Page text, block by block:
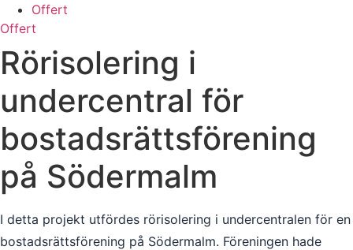
Offert
Offert
Rörisolering i
undercentral för
bostadsrättsförening
på Södermalm
I detta projekt utfördes rörisolering i undercentralen för en
bostadsrättsförening på Södermalm. Föreningen hade